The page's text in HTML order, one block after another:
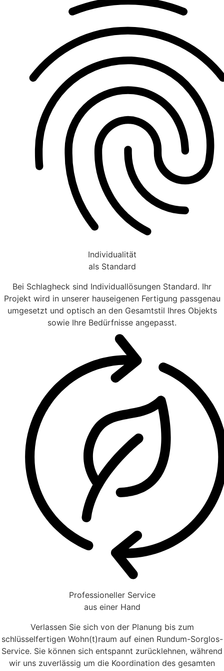
Individualität
als Standard
Bei Schlagheck sind Individuallösungen Standard. Ihr
Projekt wird in unserer hauseigenen Fertigung passgenau
umgesetzt und optisch an den Gesamtstil Ihres Objekts
sowie Ihre Bedürfnisse angepasst.
Professioneller Service
aus einer Hand
Verlassen Sie sich von der Planung bis zum
schlüsselfertigen Wohn(t)raum auf einen Rundum-Sorglos-
Service. Sie können sich entspannt zurücklehnen, während
wir uns zuverlässig um die Koordination des gesamten